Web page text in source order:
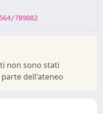
789082
non sono stati
dell'ateneo